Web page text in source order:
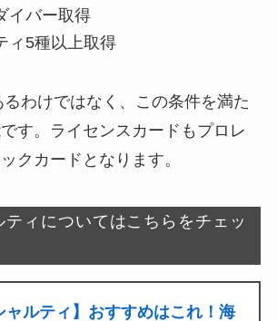
イバー取得
ィ5種以上取得
わけではなく、この条件を満た
す。ライセンスカードもプロレ
クカードとなります。
ィについてはこちらをチェッ
ャルティ】おすすめはこれ！海